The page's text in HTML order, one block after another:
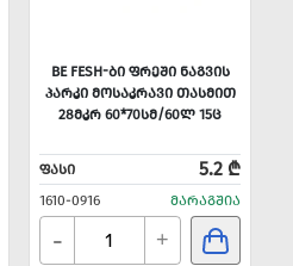
BE FESH-ᲑᲘ ᲤᲠᲔᲨᲘ ᲜᲐᲒᲕᲘᲡ
ᲞᲐᲠᲙᲘ ᲛᲝᲡᲐᲙᲠᲐᲕᲘ ᲗᲐᲡᲛᲘᲗ
28ᲛᲙᲠ 60*70ᲡᲛ/60Ლ 15Ც
ᲤᲐᲡᲘ 5.2 ₾
1610-0916 ᲛᲐᲠᲐᲒᲨᲘᲐ
- +